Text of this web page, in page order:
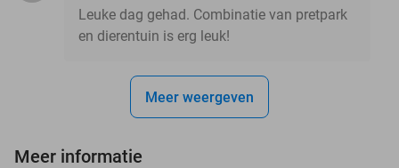
Leuke dag gehad. Combinatie van pretpark
en dierentuin is erg leuk!
Meer weergeven
Meer informatie